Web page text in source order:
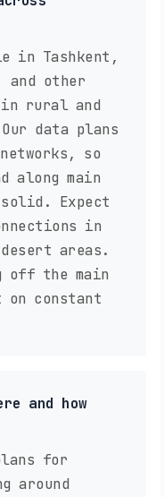
in Tashkent,
and other
rural and
data plans
so
along main
Expect
in
areas.
the main
constant
and how
for
around